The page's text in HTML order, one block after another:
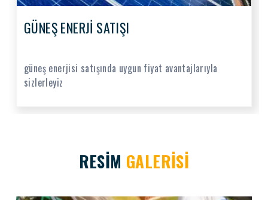
GÜNEŞ ENERJİ SATIŞI
güneş enerjisi satışında uygun fiyat avantajlarıyla
sizlerleyiz
RESİM GALERİSİ